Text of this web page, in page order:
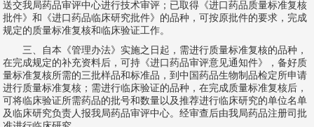
送交我局药品审评中心进行技术审评；已取得《进口药品质量标准复核
批件》和《进口药品临床研究批件》的品种，可按原批件的要求，完成
规定的质量标准复核和临床验证工作。
三、自本《管理办法》实施之日起，需进行质量标准复核的品种，
在完成规定的补充资料后，可持《进口药品审评意见通知件》，备好质
量标准复核所需的三批样品和标准品，到中国药品生物制品检定所申请
进行质量标准复核；需进行临床验证的品种，在完成质量标准复核后，
可将临床验证所需药品的批号和数量以及推荐进行临床研究的单位名单
及临床研究负责人报我局药品审评中心。经审查后由我局药品注册司批